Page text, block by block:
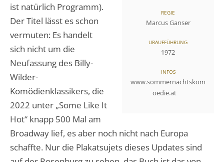
REGIE
Marcus Ganser
URAUFFÜHRUNG
1972
INFOS
www.sommernachtskom
oedie.at
ist natürlich Programm).
Der Titel lässt es schon
vermuten: Es handelt
sich nicht um die
Neufassung des Billy-
Wilder-
Komödienklassikers, die
2022 unter „Some Like It
Hot“ knapp 500 Mal am
Broadway lief, es aber noch nicht nach Europa
schaffte. Nur die Plakatsujets dieses Updates sind